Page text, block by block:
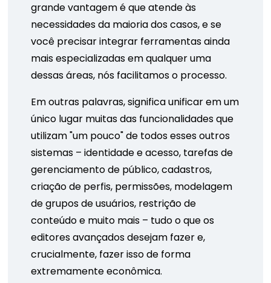
grande vantagem é que atende às
necessidades da maioria dos casos, e se
você precisar integrar ferramentas ainda
mais especializadas em qualquer uma
dessas áreas, nós facilitamos o processo.
Em outras palavras, significa unificar em um
único lugar muitas das funcionalidades que
utilizam "um pouco" de todos esses outros
sistemas – identidade e acesso, tarefas de
gerenciamento de público, cadastros,
criação de perfis, permissões, modelagem
de grupos de usuários, restrição de
conteúdo e muito mais – tudo o que os
editores avançados desejam fazer e,
crucialmente, fazer isso de forma
extremamente econômica.